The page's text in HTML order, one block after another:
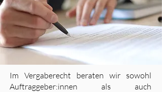
Im Vergaberecht beraten wir sowohl
Auftraggeber:innen als auch